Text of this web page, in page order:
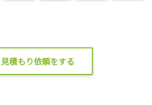
見積もり依頼をする